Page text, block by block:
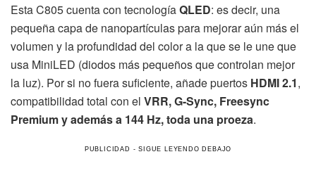
Esta C805 cuenta con tecnologíaQLED: es decir, una
pequeña capa de nanopartículas para mejorar aún más el
volumen y la profundidad del color a la que se le une que
usa MiniLED (diodos más pequeños que controlan mejor
la luz). Por si no fuera suficiente, añade puertos HDMI 2.1,
compatibilidad total con el VRR, G-Sync, Freesync
Premium y además a 144 Hz, toda una proeza.